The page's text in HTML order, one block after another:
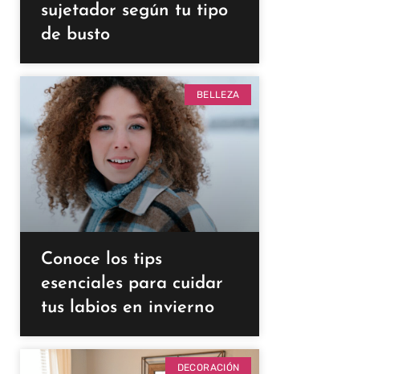
sujetador según tu tipo
de busto
BELLEZA
Conoce los tips
esenciales para cuidar
tus labios en invierno
DECORACIÓN